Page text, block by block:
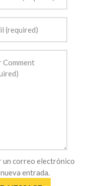
un correo electrónico
entrada.